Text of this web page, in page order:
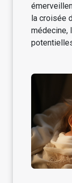
la croisée
médecine,